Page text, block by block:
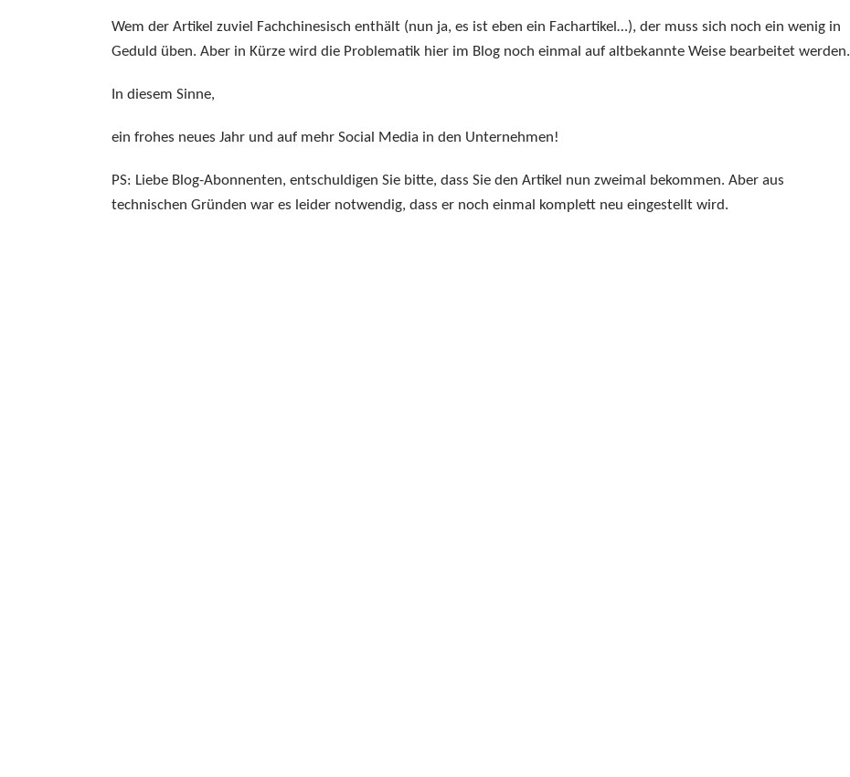
Wem der Artikel zuviel Fachchinesisch enthält (nun ja, es ist eben ein Fachartikel…), der muss sich noch ein wenig in
Geduld üben. Aber in Kürze wird die Problematik hier im Blog noch einmal auf altbekannte Weise bearbeitet werden.
In diesem Sinne,
ein frohes neues Jahr und auf mehr Social Media in den Unternehmen!
PS: Liebe Blog-Abonnenten, entschuldigen Sie bitte, dass Sie den Artikel nun zweimal bekommen. Aber aus
technischen Gründen war es leider notwendig, dass er noch einmal komplett neu eingestellt wird.